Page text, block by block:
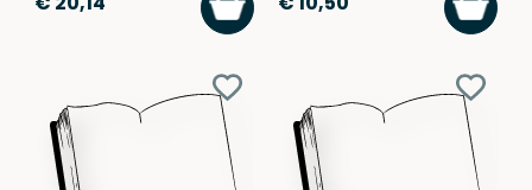
AL
CARRELLO
AL
Aggiungi
ai
preferiti
ai